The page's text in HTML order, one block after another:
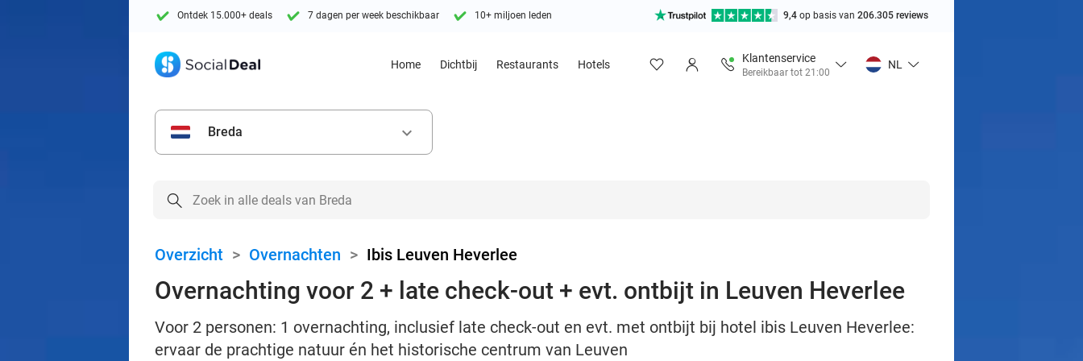
Ontdek 15.000+ deals 7 dagen per week beschikbaar 10+ miljoen leden 9,4 op basis van 206.305 reviews
Home Dichtbij Restaurants Hotels
Klantenservice
Bereikbaar tot 21:00
NL
Breda keyboard_arrow_down
Overzicht > Overnachten > Ibis Leuven Heverlee
Overnachting voor 2 + late check-out + evt. ontbijt in Leuven Heverlee
Voor 2 personen: 1 overnachting, inclusief late check-out en evt. met ontbijt bij hotel ibis Leuven Heverlee:
ervaar de prachtige natuur én het historische centrum van Leuven